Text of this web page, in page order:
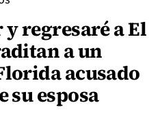
regresaré a El
a un
acusado
su esposa